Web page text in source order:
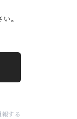
。
報する